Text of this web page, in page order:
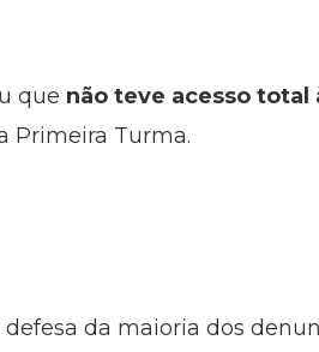
que não teve acesso
Primeira Turma.
da maioria dos